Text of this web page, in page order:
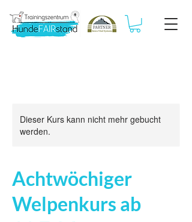
Dieser Kurs kann nicht mehr gebucht
werden.
Achtwöchiger
Welpenkurs ab